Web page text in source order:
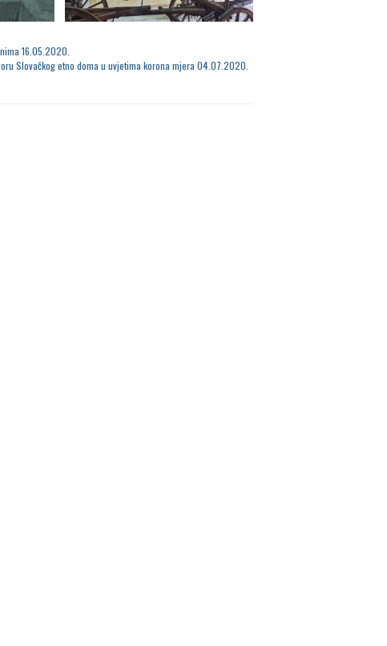
16.05.2020.
Slovačkog etno doma u uvjetima korona mjera 04.07.2020.